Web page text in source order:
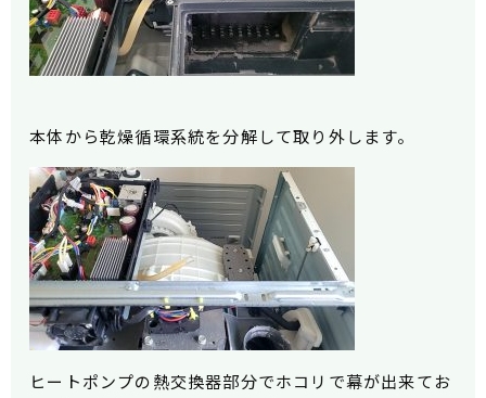
本体から乾燥循環系統を分解して取り外します。
ヒートポンプの熱交換器部分でホコリで幕が出来てお